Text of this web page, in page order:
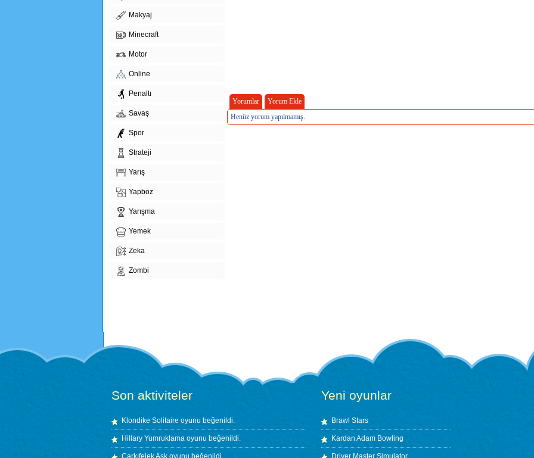
Makyaj
Minecraft
Motor
Online
Penaltı
Savaş
Spor
Strateji
Yarış
Yapboz
Yarışma
Yemek
Zeka
Zombi
Yorumlar
Yorum Ekle
Henüz yorum yapılmamış.
Son aktiviteler
Klondike Solitaire oyunu beğenildi.
Hillary Yumruklama oyunu beğenildi.
Çarkıfelek Aşk oyunu beğenildi.
Yeni oyunlar
Brawl Stars
Kardan Adam Bowling
Driver Master Simulator